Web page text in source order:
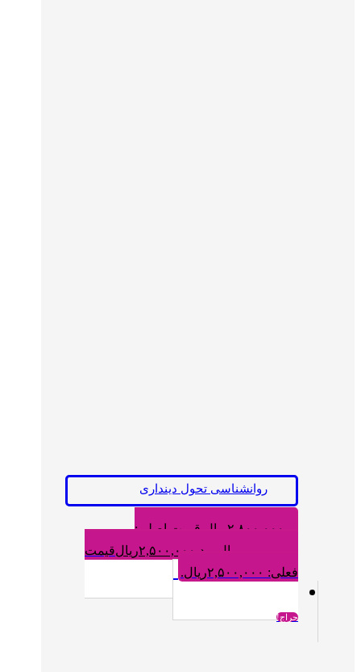
روانشناسی تحول دینداری
۲,۸۰۰,۰۰۰ ریال
قیمت اصلی:
۲,۵۰۰,۰۰۰ریالقیمت
فعلی: ۲,۵۰۰,۰۰۰ریال.
حراج!